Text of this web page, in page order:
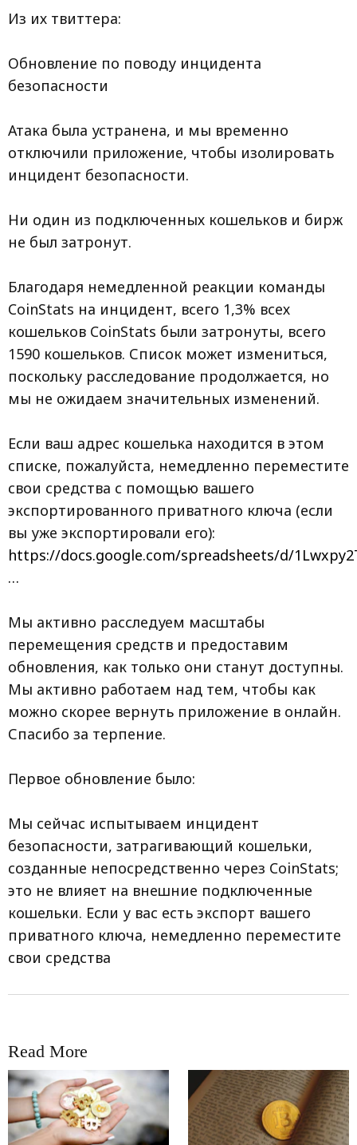
Из их твиттера:
Обновление по поводу инцидента
безопасности
Атака была устранена, и мы временно
отключили приложение, чтобы изолировать
инцидент безопасности.
Ни один из подключенных кошельков и бирж
не был затронут.
Благодаря немедленной реакции команды
CoinStats на инцидент, всего 1,3% всех
кошельков CoinStats были затронуты, всего
1590 кошельков. Список может измениться,
поскольку расследование продолжается, но
мы не ожидаем значительных изменений.
Если ваш адрес кошелька находится в этом
списке, пожалуйста, немедленно переместите
свои средства с помощью вашего
экспортированного приватного ключа (если
вы уже экспортировали его):
https://docs.google.com/spreadsheets/d/
…
Мы активно расследуем масштабы
перемещения средств и предоставим
обновления, как только они станут доступны.
Мы активно работаем над тем, чтобы как
можно скорее вернуть приложение в онлайн.
Спасибо за терпение.
Первое обновление было:
Мы сейчас испытываем инцидент
безопасности, затрагивающий кошельки,
созданные непосредственно через CoinStats;
это не влияет на внешние подключенные
кошельки. Если у вас есть экспорт вашего
приватного ключа, немедленно переместите
свои средства
Read More